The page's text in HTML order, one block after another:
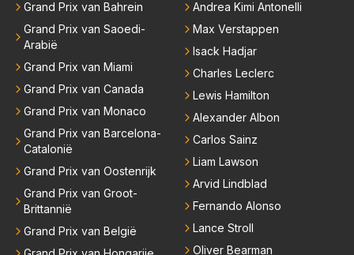
Grand Prix van Bahrein
Grand Prix van Saoedi-
Arabië
Grand Prix van Miami
Grand Prix van Canada
Grand Prix van Monaco
Grand Prix van Barcelona-
Catalonië
Grand Prix van Oostenrijk
Grand Prix van Groot-
Brittannië
Grand Prix van België
Andrea Kimi Antonelli
Max Verstappen
Isack Hadjar
Charles Leclerc
Lewis Hamilton
Alexander Albon
Carlos Sainz
Liam Lawson
Arvid Lindblad
Fernando Alonso
Lance Stroll
Oliver Bearman